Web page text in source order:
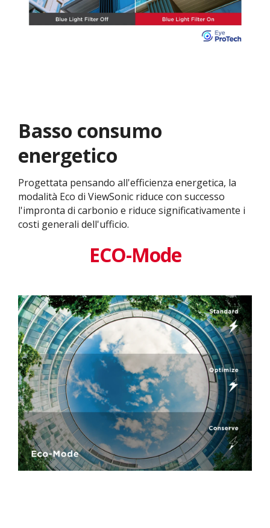
Basso consumo
energetico
Progettata pensando all'efficienza energetica, la
modalità Eco di ViewSonic riduce con successo
l'impronta di carbonio e riduce significativamente i
costi generali dell'ufficio.
ECO-Mode